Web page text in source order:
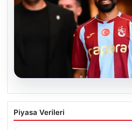
07.08.2026
Trabzonspor’un Göztepe
Netleşti: Salah Sürprizi
Piyasa Verileri